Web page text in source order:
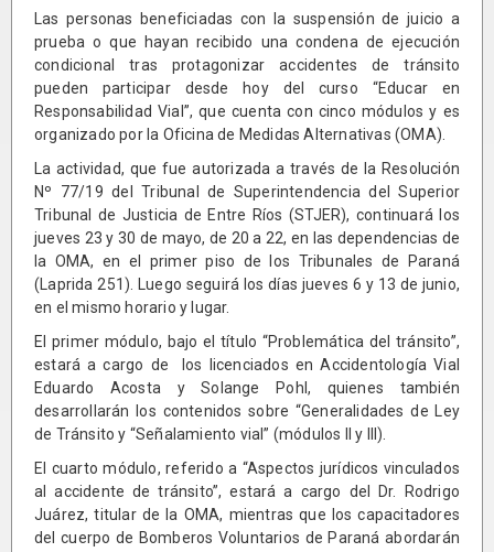
Las personas beneficiadas con la suspensión de juicio a
prueba o que hayan recibido una condena de ejecución
condicional tras protagonizar accidentes de tránsito
pueden participar desde hoy del curso “Educar en
Responsabilidad Vial”, que cuenta con cinco módulos y es
organizado por la Oficina de Medidas Alternativas (OMA).
La actividad, que fue autorizada a través de la Resolución
Nº 77/19 del Tribunal de Superintendencia del Superior
Tribunal de Justicia de Entre Ríos (STJER), continuará los
jueves 23 y 30 de mayo, de 20 a 22, en las dependencias de
la OMA, en el primer piso de los Tribunales de Paraná
(Laprida 251). Luego seguirá los días jueves 6 y 13 de junio,
en el mismo horario y lugar.
El primer módulo, bajo el título “Problemática del tránsito”,
estará a cargo de los licenciados en Accidentología Vial
Eduardo Acosta y Solange Pohl, quienes también
desarrollarán los contenidos sobre “Generalidades de Ley
de Tránsito y “Señalamiento vial” (módulos II y III).
El cuarto módulo, referido a “Aspectos jurídicos vinculados
al accidente de tránsito”, estará a cargo del Dr. Rodrigo
Juárez, titular de la OMA, mientras que los capacitadores
del cuerpo de Bomberos Voluntarios de Paraná abordarán